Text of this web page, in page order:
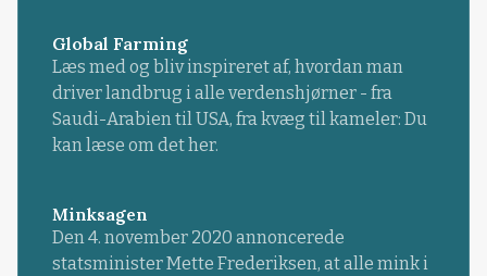
Global Farming
Læs med og bliv inspireret af, hvordan man
driver landbrug i alle verdenshjørner - fra
Saudi-Arabien til USA, fra kvæg til kameler: Du
kan læse om det her.
Minksagen
Den 4. november 2020 annoncerede
statsminister Mette Frederiksen, at alle mink i